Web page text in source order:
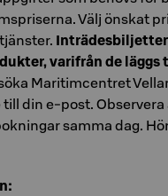
Välj öns­kat
var­i­från de läggs
Ma­ri­tim­cent­ret
din e-post.
samma dag.